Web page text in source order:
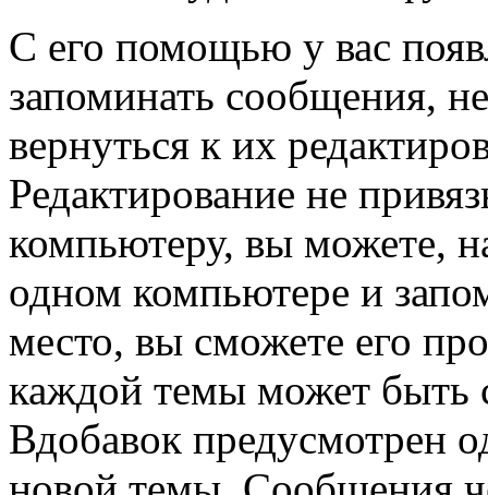
С его помощью у вас
запоминать сообщения,
вернуться к их
Редактирование не
компьютеру, вы можете,
одном компьютере и
место, вы сможете его
каждой темы может быть
Вдобавок предусмотрен